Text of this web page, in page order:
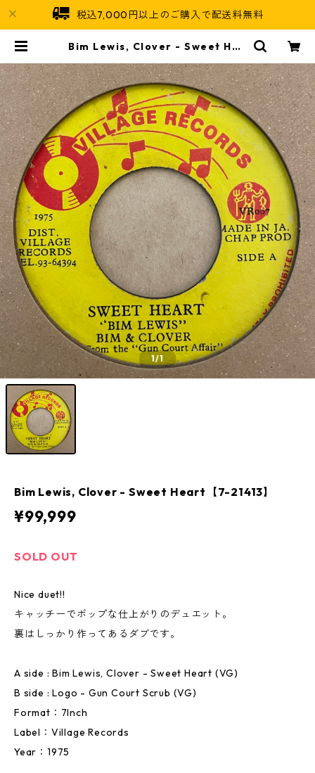
税込7,000円以上のご購入で配送料無料
Bim Lewis, Clover - Sweet Hea
1/1
Bim Lewis, Clover - Sweet Heart【7-21413】
¥99,999
SOLD OUT
Nice duet!!
キャッチーでポップな仕上がりのデュエット。
裏はしっかり作ってあるダブです。
A side : Bim Lewis, Clover - Sweet Heart (VG)
B side : Logo - Gun Court Scrub (VG)
Format：7Inch
Label：Village Records
Year：1975